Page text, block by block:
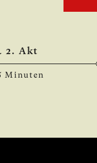
2. Akt
Minuten